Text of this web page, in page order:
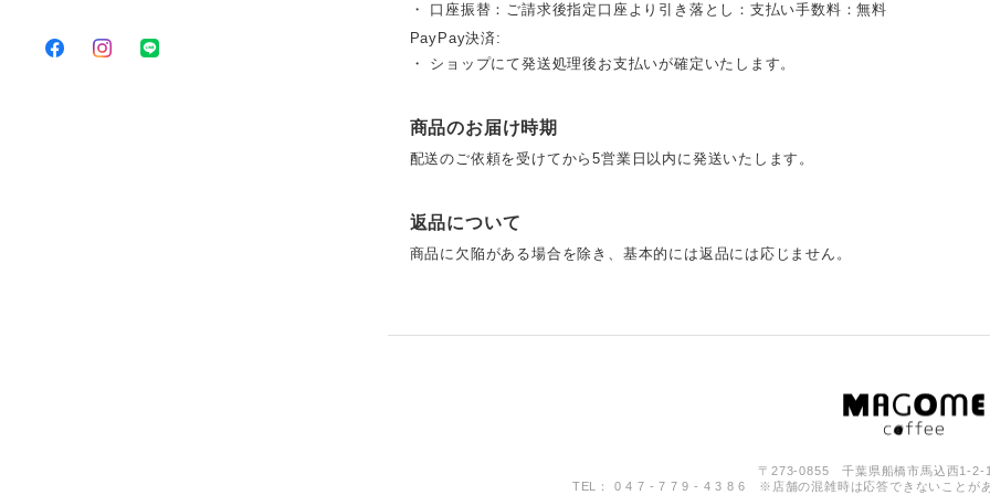
・ 口座振替：ご請求後指定口座より引き落とし：支払い手数料：無料
PayPay決済:
・ ショップにて発送処理後お支払いが確定いたします。
商品のお届け時期
配送のご依頼を受けてから5営業日以内に発送いたします。
返品について
商品に欠陥がある場合を除き、基本的には返品には応じません。
〒273-0855 千葉県船橋市馬込西1-
TEL： 0 4 7 - 7 7 9 - 4 3 8 6 ※店舗の混雑時は応答できないことがあ